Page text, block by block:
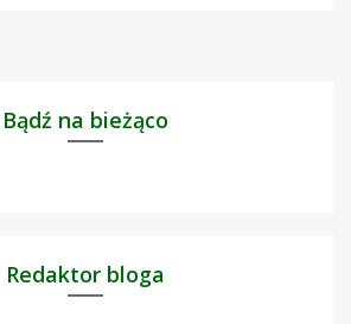
Bądź na bieżąco
Redaktor bloga